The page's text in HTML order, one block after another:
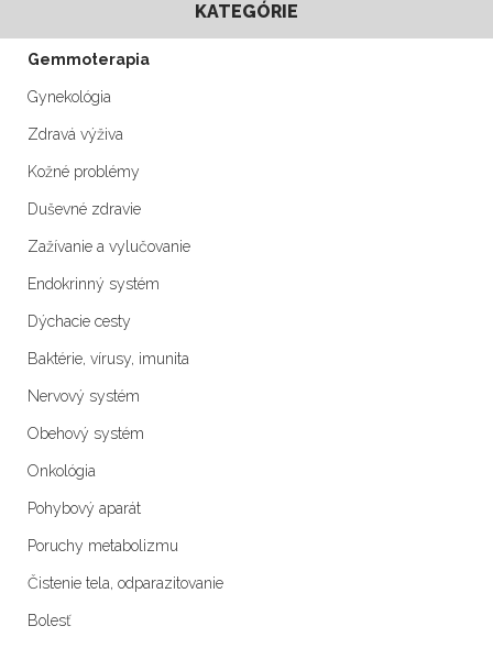
KATEGÓRIE
Gemmoterapia
Gynekológia
Zdravá výživa
Kožné problémy
Duševné zdravie
Zažívanie a vylučovanie
Endokrinný systém
Dýchacie cesty
Baktérie, vírusy, imunita
Nervový systém
Obehový systém
Onkológia
Pohybový aparát
Poruchy metabolizmu
Čistenie tela, odparazitovanie
Bolesť